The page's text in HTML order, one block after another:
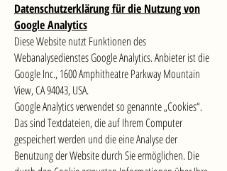
Datenschutzerklärung für die Nutzung von
Google Analytics
Diese Website nutzt Funktionen des
Webanalysedienstes Google Analytics. Anbieter ist die
Google Inc., 1600 Amphitheatre Parkway Mountain
View, CA 94043, USA.
Google Analytics verwendet so genannte „Cookies“.
Das sind Textdateien, die auf Ihrem Computer
gespeichert werden und die eine Analyse der
Benutzung der Website durch Sie ermöglichen. Die